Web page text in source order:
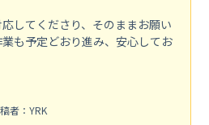
してくださり、そのままお願い
も予定どおり進み、安心してお
者：YRK